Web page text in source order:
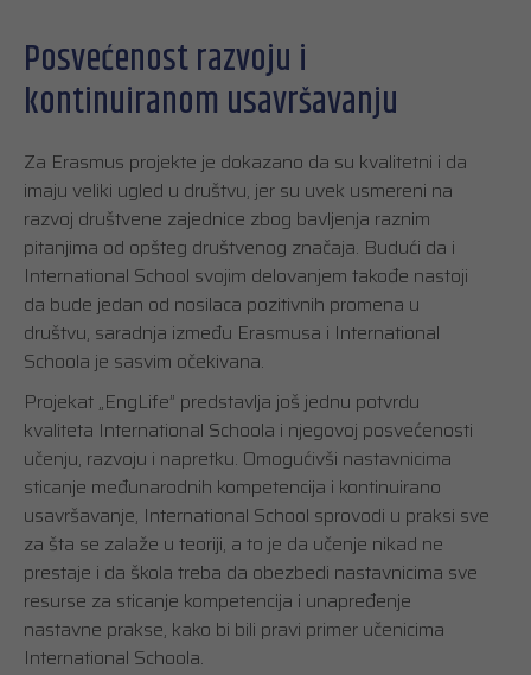
Posvećenost razvoju i
kontinuiranom usavršavanju
Za Erasmus projekte je dokazano da su kvalitetni i da
imaju veliki ugled u društvu, jer su uvek usmereni na
razvoj društvene zajednice zbog bavljenja raznim
pitanjima od opšteg društvenog značaja. Budući da i
International School svojim delovanjem takođe nastoji
da bude jedan od nosilaca pozitivnih promena u
društvu, saradnja između Erasmusa i International
Schoola je sasvim očekivana.
Projekat „EngLife” predstavlja još jednu potvrdu
kvaliteta International Schoola i njegovoj posvećenosti
učenju, razvoju i napretku. Omogućivši nastavnicima
sticanje međunarodnih kompetencija i kontinuirano
usavršavanje, International School sprovodi u praksi sve
za šta se zalaže u teoriji, a to je da učenje nikad ne
prestaje i da škola treba da obezbedi nastavnicima sve
resurse za sticanje kompetencija i unapređenje
nastavne prakse, kako bi bili pravi primer učenicima
International Schoola.